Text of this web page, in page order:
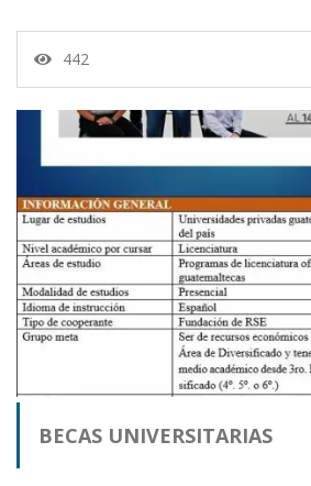
442
BECAS UNIVERSITARIAS